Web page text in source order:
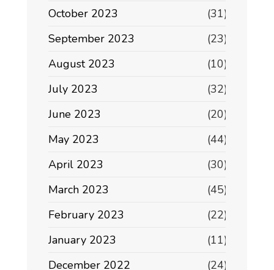
October 2023
(31)
September 2023
(23)
August 2023
(10)
July 2023
(32)
June 2023
(20)
May 2023
(44)
April 2023
(30)
March 2023
(45)
February 2023
(22)
January 2023
(11)
December 2022
(24)